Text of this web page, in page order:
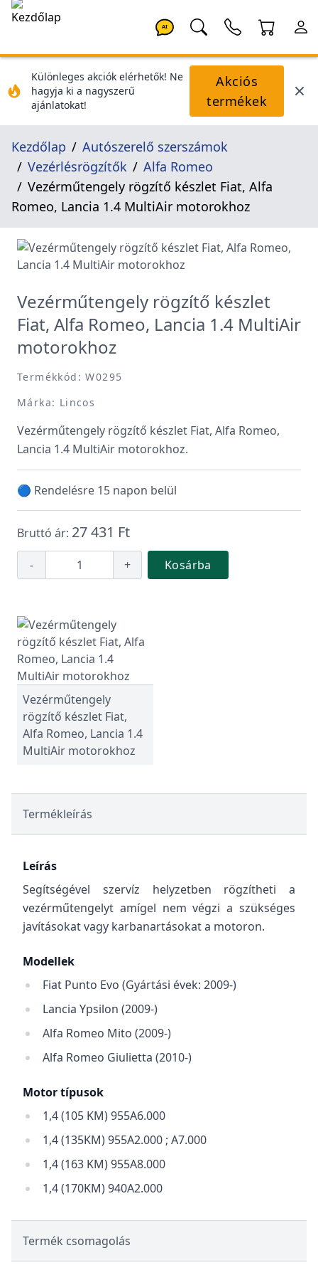
AI
Különleges akciók elérhetők! Ne
hagyja ki a nagyszerű
ajánlatokat!
Akciós
termékek
Kezdőlap
Autószerelő szerszámok
Vezérlésrögzítők
Alfa Romeo
Vezérműtengely rögzítő készlet Fiat, Alfa
Romeo, Lancia 1.4 MultiAir motorokhoz
Vezérműtengely rögzítő készlet
Fiat, Alfa Romeo, Lancia 1.4 MultiAir
motorokhoz
Termékkód: W0295
Márka: Lincos
Vezérműtengely rögzítő készlet Fiat, Alfa Romeo,
Lancia 1.4 MultiAir motorokhoz.
🔵 Rendelésre 15 napon belül
Bruttó ár: 27 431 Ft
- + Kosárba
Vezérműtengely
rögzítő készlet Fiat,
Alfa Romeo, Lancia 1.4
MultiAir motorokhoz
Termékleírás
Leírás
Segítségével szervíz helyzetben rögzítheti a
vezérműtengelyt amígel nem végzi a szükséges
javításokat vagy karbanartásokat a motoron.
Modellek
Fiat Punto Evo (Gyártási évek: 2009-)
Lancia Ypsilon (2009-)
Alfa Romeo Mito (2009-)
Alfa Romeo Giulietta (2010-)
Motor típusok
1,4 (105 KM) 955A6.000
1,4 (135KM) 955A2.000 ; A7.000
1,4 (163 KM) 955A8.000
1,4 (170KM) 940A2.000
Termék csomagolás